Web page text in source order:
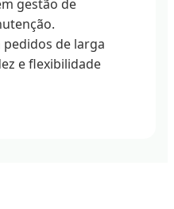
gestão de
pedidos de larga
e flexibilidade